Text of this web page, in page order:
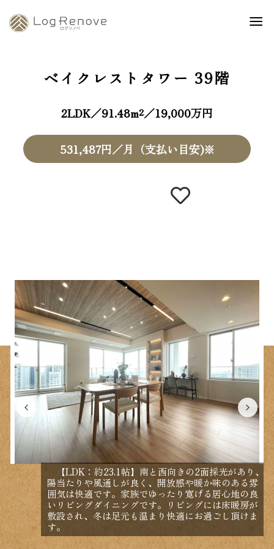
ベイクレストタワー 39階
2LDK／91.48m²／19,000万円
531,487円／月（支払い目安)※
【LDK：約23.1帖】南と西向きの2面採光があり、
陽当たりや風通しが良く、開放感や暖か味のある雰
囲気は快適です。家族でゆったり寛げる居心地の良
いリビングダイニングです。リビングには床暖房が
敷設され、冬は足元も温まり快適にお過ごし頂けま
す。